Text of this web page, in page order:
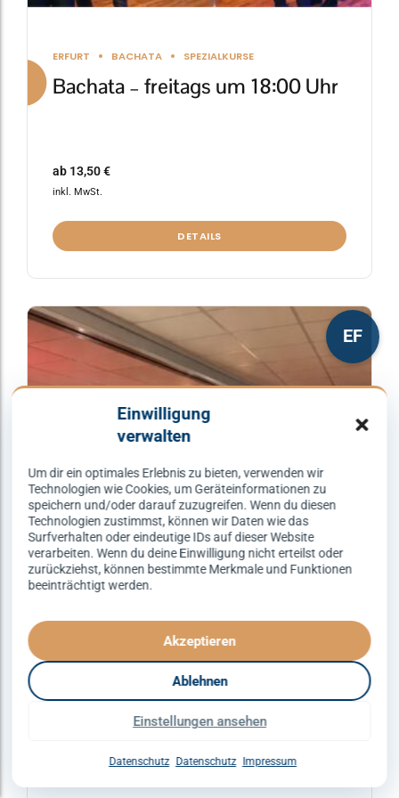
Einwilligung
verwalten
Um dir ein optimales Erlebnis zu bieten, verwenden wir
Technologien wie Cookies, um Geräteinformationen zu
speichern und/oder darauf zuzugreifen. Wenn du diesen
Technologien zustimmst, können wir Daten wie das
Surfverhalten oder eindeutige IDs auf dieser Website
verarbeiten. Wenn du deine Einwilligung nicht erteilst oder
zurückziehst, können bestimmte Merkmale und Funktionen
beeinträchtigt werden.
Akzeptieren
Ablehnen
Einstellungen ansehen
Datenschutz Datenschutz Impressum
ERFURT BACHATA SPEZIALKURSE
Bachata – freitags um 18:00 Uhr
ab 13,50€
inkl. MwSt.
DETAILS
EF
ERFURT DISCOFOX SPEZIALKURSE
Discofox – dienstags um 21:30
Dieses
Produkt
mehrere
Optionen
können
auf
der
Produktseite
gewählt